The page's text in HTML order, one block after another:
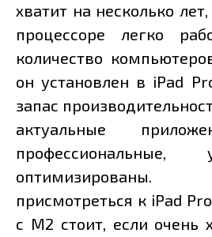
хватит на несколько
процессоре легко
количество
он установлен в iPad
запас
актуальные
присмотреться к iPad
с M2 стоит, если очень